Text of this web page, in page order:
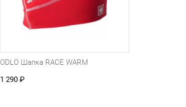
ODLO Шапка RACE WARM
1 290 ₽